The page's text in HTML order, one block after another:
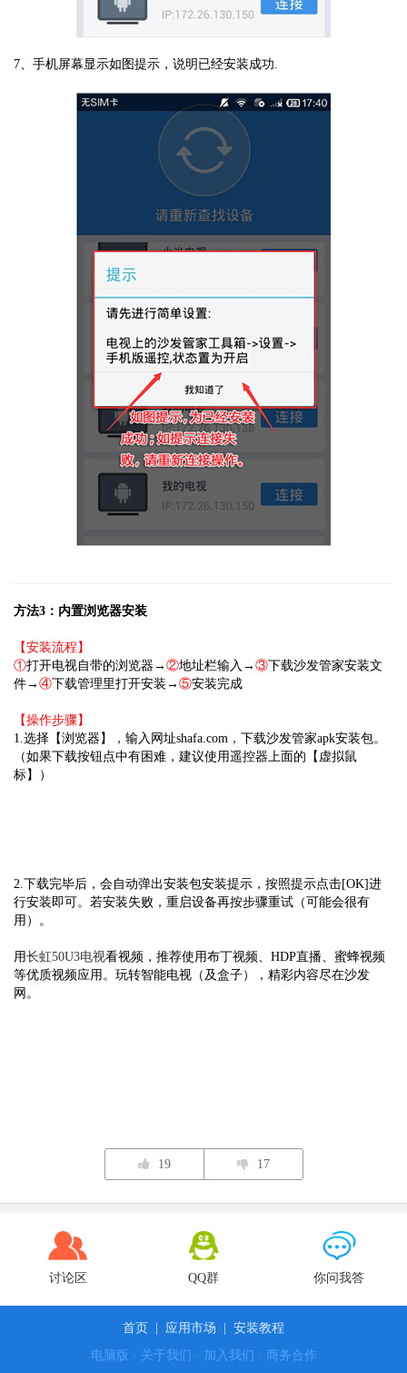
7、手机屏幕显示如图提示，说明已经安装成功.
方法3：内置浏览器安装
【安装流程】
①打开电视自带的浏览器→ ②地址栏输入→ ③下载沙发管家安装文
件→ ④下载管理里打开安装→ ⑤安装完成
【操作步骤】
1.选择【浏览器】，输入网址shafa.com，下载沙发管家apk安装包。
（如果下载按钮点中有困难，建议使用遥控器上面的【虚拟鼠
标】）
2.下载完毕后，会自动弹出安装包安装提示，按照提示点击[OK]进
行安装即可。若安装失败，重启设备再按步骤重试（可能会很有
用）。
用长虹50U3电视看视频，推荐使用布丁视频、HDP直播、蜜蜂视频
等优质视频应用。玩转智能电视（及盒子），精彩内容尽在沙发
网。
19 17
讨论区 QQ群 你问我答
首页 应用市场
安装教程
电脑版 · 关于我们 · 加入我们 · 商务合作